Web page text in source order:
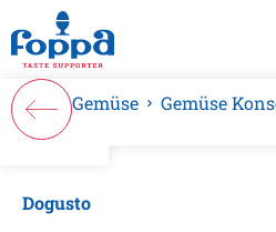
springen
Gemüse Gemüse
Dogusto